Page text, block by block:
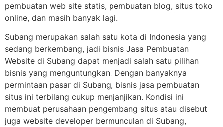
pembuatan web site statis, pembuatan blog, situs toko
online, dan masih banyak lagi.
Subang merupakan salah satu kota di Indonesia yang
sedang berkembang, jadi bisnis Jasa Pembuatan
Website di Subang dapat menjadi salah satu pilihan
bisnis yang menguntungkan. Dengan banyaknya
permintaan pasar di Subang, bisnis jasa pembuatan
situs ini terbilang cukup menjanjikan. Kondisi ini
membuat perusahaan pengembang situs atau disebut
juga website developer bermunculan di Subang,